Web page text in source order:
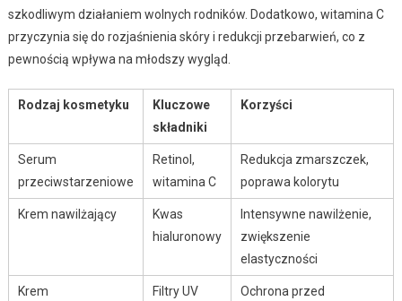
szkodliwym działaniem wolnych rodników. Dodatkowo, witamina C
przyczynia się do rozjaśnienia skóry i redukcji przebarwień, co z
pewnością wpływa na młodszy wygląd.
Rodzaj kosmetyku
Kluczowe
składniki
Korzyści
Serum
przeciwstarzeniowe
Retinol,
witamina C
Redukcja zmarszczek,
poprawa kolorytu
Krem nawilżający
Kwas
hialuronowy
Intensywne nawilżenie,
zwiększenie
elastyczności
Krem
Filtry UV
Ochrona przed